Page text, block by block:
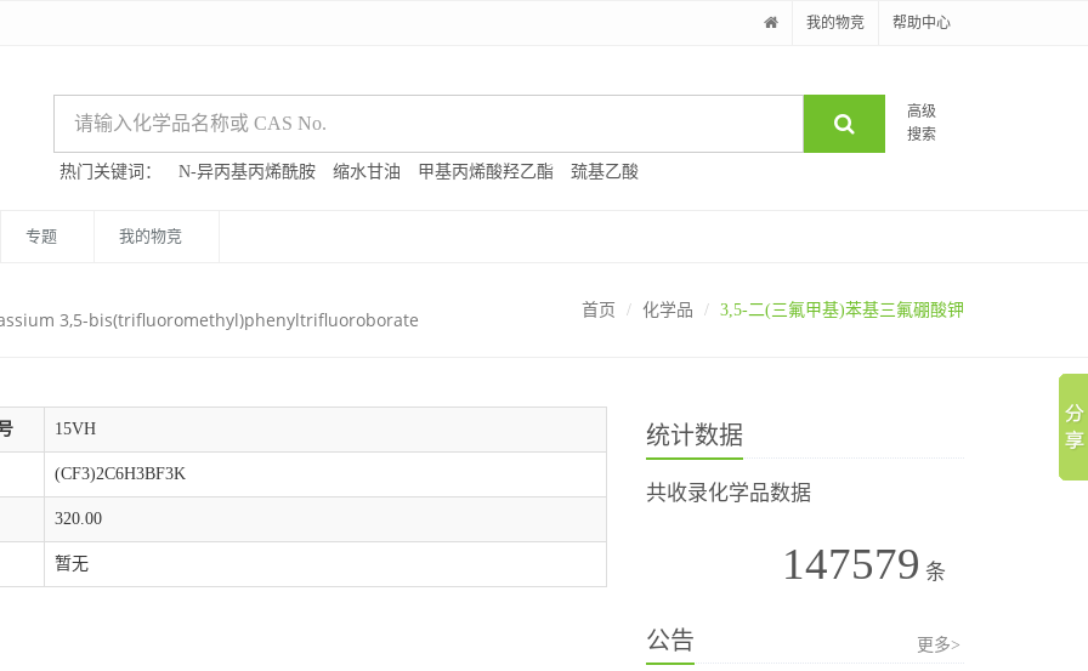
我的物竞 帮助中心
高级
搜索
热门关键词： N-异丙基丙烯酰胺 缩水甘油 甲基丙烯酸羟乙酯 巯基乙酸
专题 我的物竞
3,5-bis(trifluoromethyl)phenyltrifluoroborate 首页 化学品 3,5-二(三氟甲基)苯基三氟硼酸钾
15VH
(CF3)2C6H3BF3K
320.00
暂无
统计数据
共收录化学品数据
147579 条
公告 更多>